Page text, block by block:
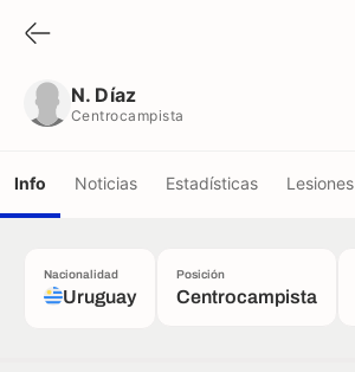
N. Díaz
Centrocampista
Info Noticias Estadísticas Lesiones
Nacionalidad
Uruguay
Posición
Centrocampista